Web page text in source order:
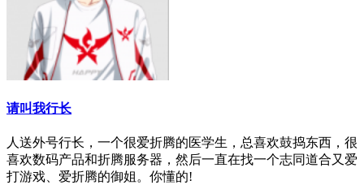
请叫我行长
人送外号行长，一个很爱折腾的医学生，总喜欢鼓捣东西，很
喜欢数码产品和折腾服务器，然后一直在找一个志同道合又爱
打游戏、爱折腾的御姐。你懂的!